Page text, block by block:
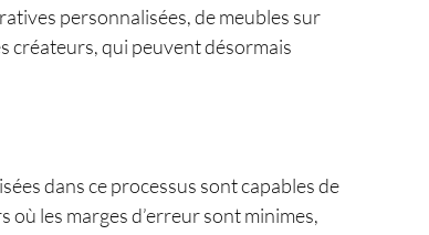
personnalisées, de meubles sur
créateurs, qui peuvent désormais
dans ce processus sont capables de
les marges d’erreur sont minimes,